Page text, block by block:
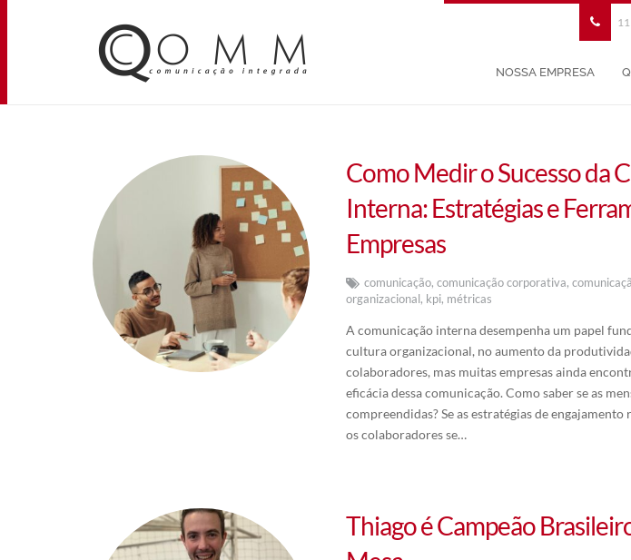
NOSSA EMPRESA
Como Medir o Sucesso da
Interna: Estratégias e
Empresas
comunicação,comunicação corporativa,
organizacional, kpi, métricas
A comunicação interna desempenha um papel
cultura organizacional, no aumento da
colaboradores, mas muitas empresas ainda
eficácia dessa comunicação. Como saber se as
compreendidas? Se as estratégias de
os colaboradores se…
Thiago é Campeão